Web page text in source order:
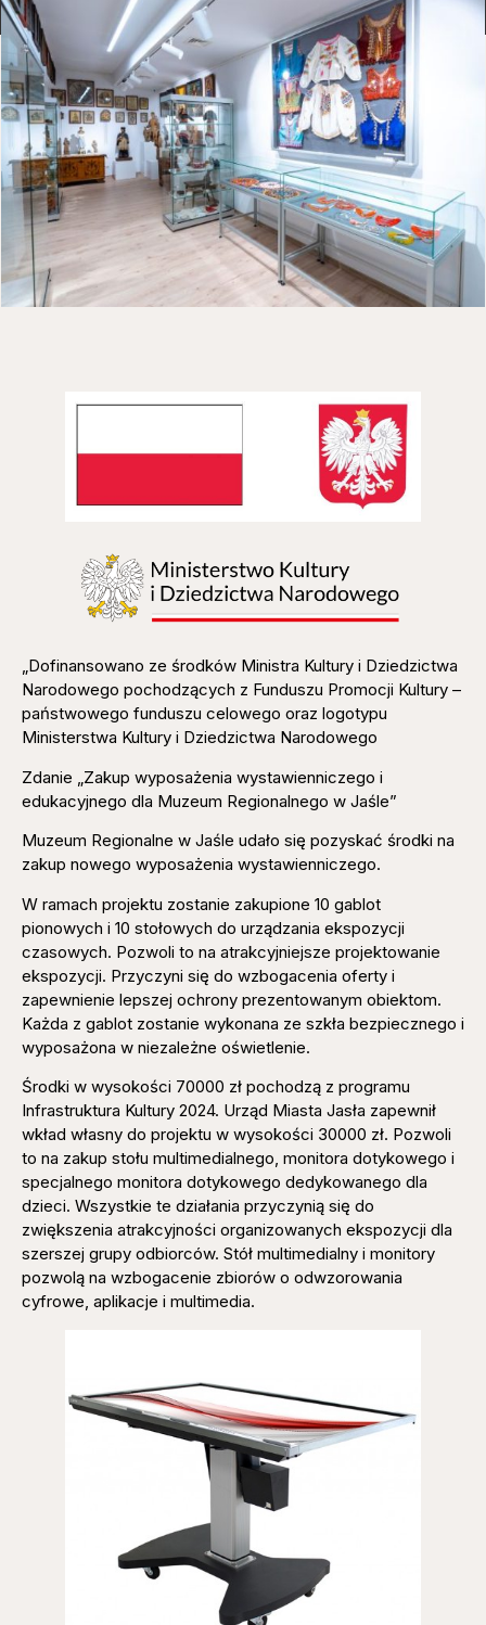
„Dofinansowano ze środków Ministra Kultury i Dziedzictwa
Narodowego pochodzących z Funduszu Promocji Kultury –
państwowego funduszu celowego oraz logotypu
Ministerstwa Kultury i Dziedzictwa Narodowego
Zdanie „Zakup wyposażenia wystawienniczego i
edukacyjnego dla Muzeum Regionalnego w Jaśle”
Muzeum Regionalne w Jaśle udało się pozyskać środki na
zakup nowego wyposażenia wystawienniczego.
W ramach projektu zostanie zakupione 10 gablot
pionowych i 10 stołowych do urządzania ekspozycji
czasowych. Pozwoli to na atrakcyjniejsze projektowanie
ekspozycji. Przyczyni się do wzbogacenia oferty i
zapewnienie lepszej ochrony prezentowanym obiektom.
Każda z gablot zostanie wykonana ze szkła bezpiecznego i
wyposażona w niezależne oświetlenie.
Środki w wysokości 70000 zł pochodzą z programu
Infrastruktura Kultury 2024. Urząd Miasta Jasła zapewnił
wkład własny do projektu w wysokości 30000 zł. Pozwoli
to na zakup stołu multimedialnego, monitora dotykowego i
specjalnego monitora dotykowego dedykowanego dla
dzieci. Wszystkie te działania przyczynią się do
zwiększenia atrakcyjności organizowanych ekspozycji dla
szerszej grupy odbiorców. Stół multimedialny i monitory
pozwolą na wzbogacenie zbiorów o odwzorowania
cyfrowe, aplikacje i multimedia.